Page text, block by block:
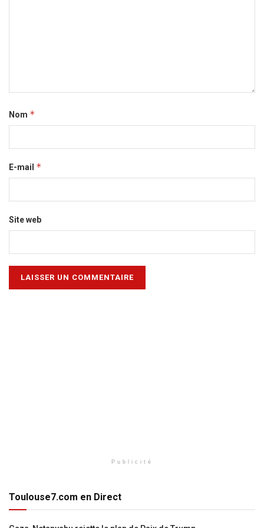
Nom *
E-mail *
Site web
Publicité
Toulouse7.com en Direct